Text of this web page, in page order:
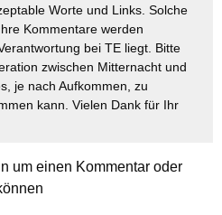
Worte und Links. Solche
Kommentare werden
bei TE liegt. Bitte
zwischen Mitternacht und
je nach Aufkommen, zu
kann. Vielen Dank für Ihr
um einen Kommentar oder